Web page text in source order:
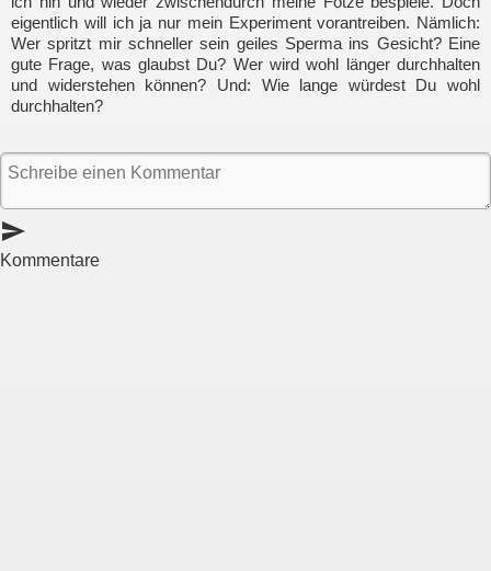
eigentlich will ich ja nur mein Experiment vorantreiben. Nämlich:
Wer spritzt mir schneller sein geiles Sperma ins Gesicht? Eine
gute Frage, was glaubst Du? Wer wird wohl länger durchhalten
und widerstehen können? Und: Wie lange würdest Du wohl
durchhalten?
send
Kommentare